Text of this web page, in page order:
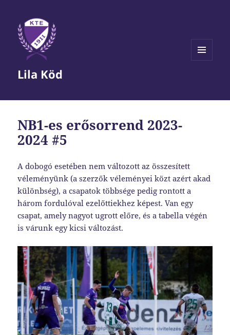
Lila Köd
NB1-es erősorrend 2023-
2024 #5
A dobogó esetében nem változott az összesített
véleményünk (a szerzők véleményei közt azért akad
különbség), a csapatok többsége pedig rontott a
három fordulóval ezelőttiekhez képest. Van egy
csapat, amely nagyot ugrott előre, és a tabella végén
is várunk egy kicsi változást.